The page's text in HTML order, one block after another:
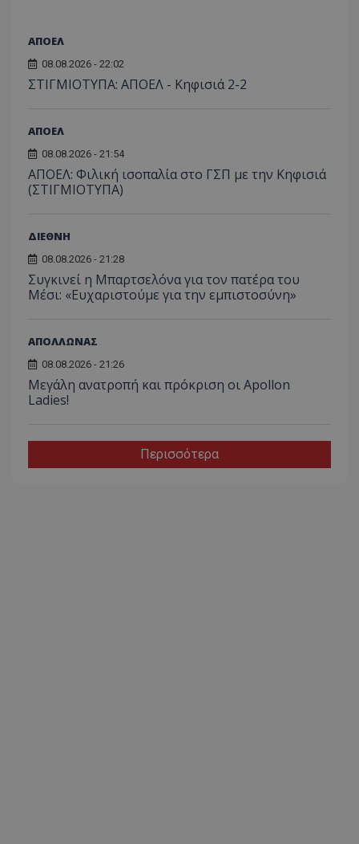
ΑΠΟΕΛ
08.08.2026 - 22:02
ΣΤΙΓΜΙΟΤΥΠΑ: ΑΠΟΕΛ - Κηφισιά 2-2
ΑΠΟΕΛ
08.08.2026 - 21:54
ΑΠΟΕΛ: Φιλική ισοπαλία στο ΓΣΠ με την Κηφισιά
(ΣΤΙΓΜΙΟΤΥΠΑ)
ΔΙΕΘΝΗ
08.08.2026 - 21:28
Συγκινεί η Μπαρτσελόνα για τον πατέρα του
Μέσι: «Ευχαριστούμε για την εμπιστοσύνη»
ΑΠΟΛΛΩΝΑΣ
08.08.2026 - 21:26
Μεγάλη ανατροπή και πρόκριση οι Apollon
Ladies!
Περισσότερα